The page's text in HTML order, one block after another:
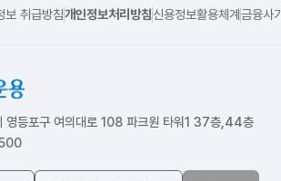
보 취급방침개인정보처리방침신용정보활용체계금융사
등포구 여의대로 108 파크원 타워1 37층,44층